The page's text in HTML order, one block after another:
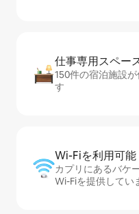
仕事専用ス⁠ペ⁠ー⁠
150件の宿泊施設
す
Wi-Fiを利⁠用⁠可⁠能
カプリにあるバケ
Wi-Fiを提供してい